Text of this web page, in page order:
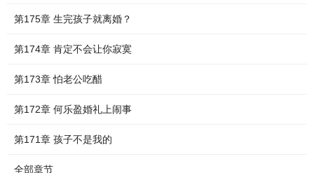
第175章 生完孩子就离婚？
第174章 肯定不会让你寂寞
第173章 怕老公吃醋
第172章 何乐盈婚礼上闹事
第171章 孩子不是我的
全部章节